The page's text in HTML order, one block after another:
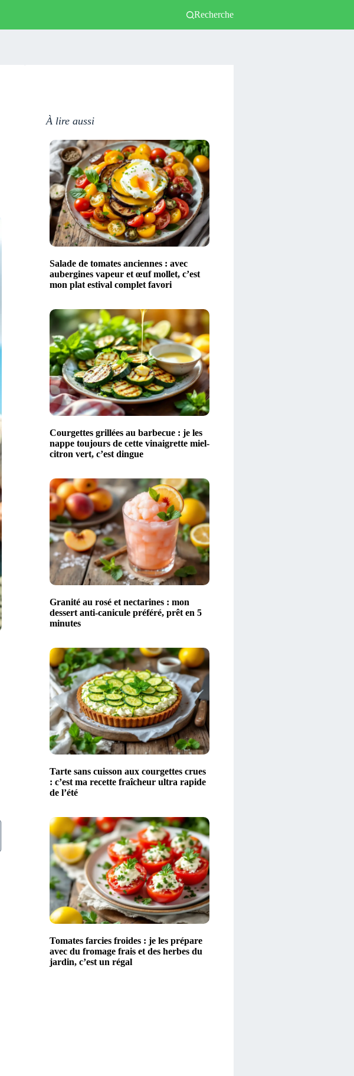
Recherche
À lire aussi
Salade de tomates anciennes : avec
aubergines vapeur et œuf mollet, c’est
mon plat estival complet favori
Courgettes grillées au barbecue : je les
nappe toujours de cette vinaigrette miel-
citron vert, c’est dingue
Granité au rosé et nectarines : mon
dessert anti-canicule préféré, prêt en 5
minutes
Tarte sans cuisson aux courgettes crues
: c’est ma recette fraîcheur ultra rapide
de l’été
Tomates farcies froides : je les prépare
avec du fromage frais et des herbes du
jardin, c’est un régal